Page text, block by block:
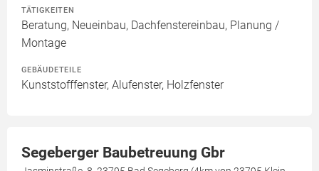
TÄTIGKEITEN
Beratung, Neueinbau, Dachfenstereinbau, Planung /
Montage
GEBÄUDETEILE
Kunststofffenster, Alufenster, Holzfenster
Segeberger Baubetreuung Gbr